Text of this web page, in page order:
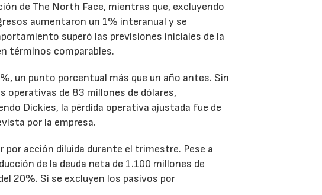
de The North Face, mientras que, excluyendo
aumentaron un 1% interanual y se
superó las previsiones iniciales de la
términos comparables.
un punto porcentual más que un año antes. Sin
operativas de 83 millones de dólares,
Dickies, la pérdida operativa ajustada fue de
por la empresa.
por acción diluida durante el trimestre. Pese a
de la deuda neta de 1.100 millones de
20%. Si se excluyen los pasivos por